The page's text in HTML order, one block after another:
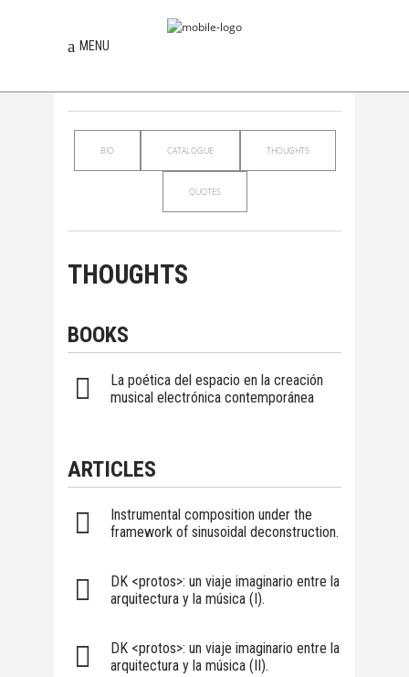
MENU
BIO CATALOGUE THOUGHTS
QUOTES
THOUGHTS
BOOKS
La poética del espacio en la creación
musical electrónica contemporánea
ARTICLES
Instrumental composition under the
framework of sinusoidal deconstruction.
DK <protos>: un viaje imaginario entre la
arquitectura y la música (I).
DK <protos>: un viaje imaginario entre la
arquitectura y la música (II).